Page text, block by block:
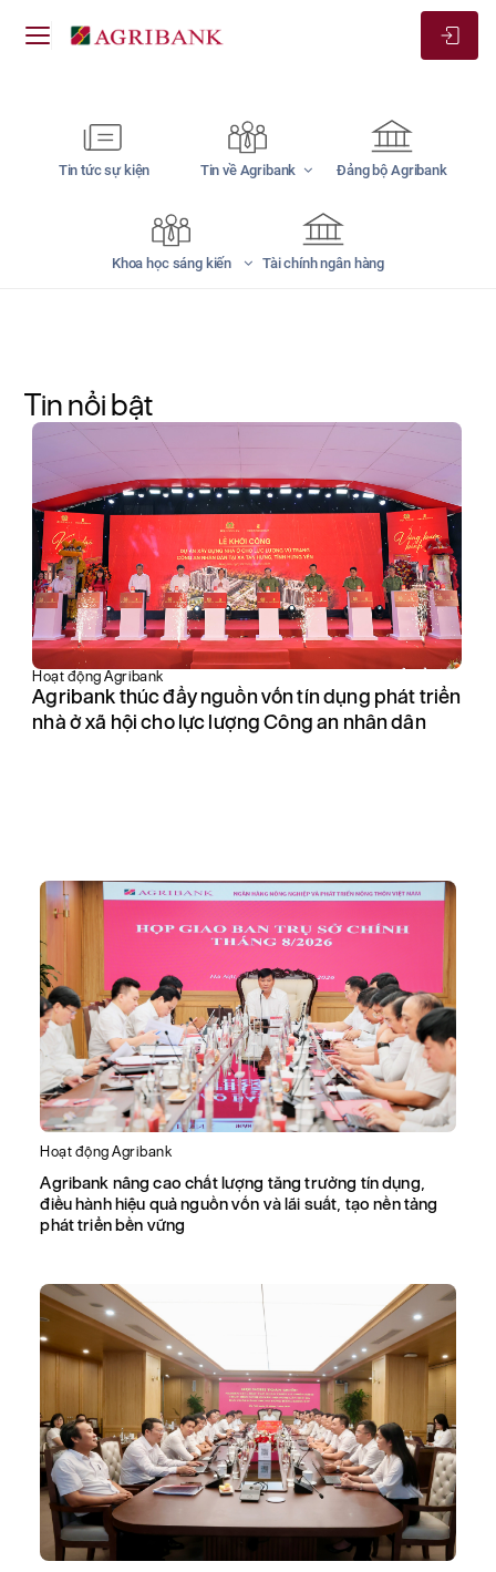
Tin tức sự kiện Tin về Agribank Đảng bộ Agribank
Khoa học sáng kiến Tài chính ngân hàng
Tin nổi bật
Hoạt động Agribank
Agribank thúc đẩy nguồn vốn tín dụng phát triển
nhà ở xã hội cho lực lượng Công an nhân dân
Hoạt động Agribank
Agribank nâng cao chất lượng tăng trưởng tín dụng,
điều hành hiệu quả nguồn vốn và lãi suất, tạo nền tảng
phát triển bền vững